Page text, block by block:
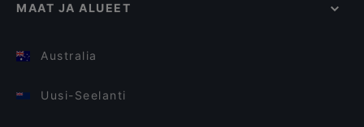
MAAT JA ALUEET
Australia
Uusi-Seelanti